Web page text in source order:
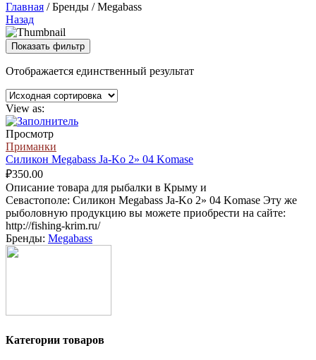
Главная /Бренды /Megabass
Назад
Показать фильтр
Отображается единственный результат
View as:
Просмотр
Приманки
Силикон Megabass Ja-Ko 2» 04 Komase
₽350.00
Описание товара для рыбалки в Крыму и
Севастополе: Силикон Megabass Ja-Ko 2» 04 Komase Эту же
рыболовную продукцию вы можете приобрести на сайте:
http://fishing-krim.ru/
Бренды: Megabass
Категории товаров